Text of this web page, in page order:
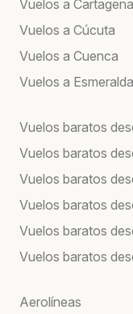
Vuelos a
Vuelos a Cúcuta
Vuelos a Cuenca
Vuelos a
Vuelos baratos
Vuelos baratos
Vuelos baratos
Vuelos baratos
Vuelos baratos
Vuelos baratos
Aerolíneas